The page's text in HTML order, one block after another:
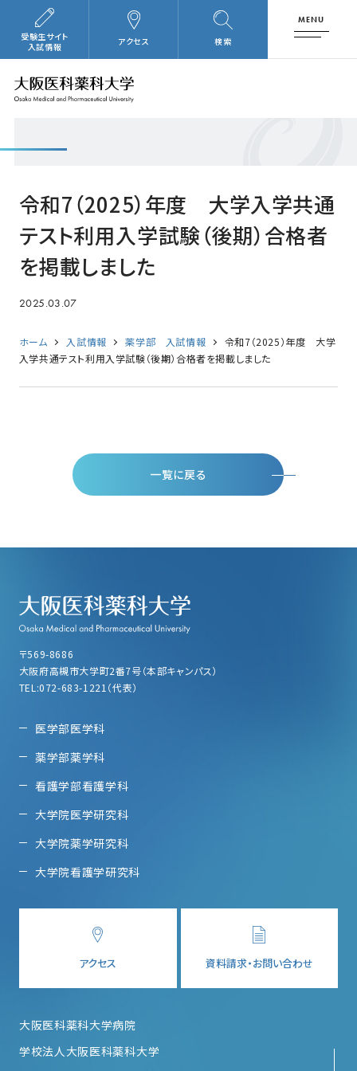
検索
アクセス
受験生サイト
入試情報
MENU
令和7（2025）年度 大学入学共通
テスト利用入学試験（後期）合格者
を掲載しました
2025.03.07
ホーム 入試情報 薬学部 入試情報
令和7（2025）年度 大学
入学共通テスト利用入学試験（後期）合格者を掲載しました
一覧に戻る
〒569-8686
大阪府高槻市大学町2番7号（本部キャンパス）
TEL:072-683-1221（代表）
医学部医学科
薬学部薬学科
看護学部看護学科
大学院医学研究科
大学院薬学研究科
大学院看護学研究科
アクセス 資料請求・お問い合わせ
大阪医科薬科大学病院
学校法人大阪医科薬科大学